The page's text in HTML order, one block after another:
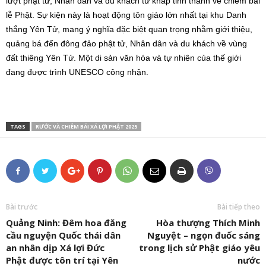
lễ Phật. Sự kiện này là hoạt động tôn giáo lớn nhất tại khu Danh
thắng Yên Tử, mang ý nghĩa đặc biệt quan trọng nhằm giới thiệu,
quảng bá đến đông đảo phật tử, Nhân dân và du khách về vùng
đất thiêng Yên Tử. Một di sản văn hóa và tự nhiên của thế giới
đang được trình UNESCO công nhận.
TAGS RƯỚC VÀ CHIÊM BÁI XÁ LỢI PHẬT 2025
Bài trước
Quảng Ninh: Đêm hoa đăng
cầu nguyện Quốc thái dân
an nhân dịp Xá lợi Đức
Phật được tôn trí tại Yên
Bài tiếp theo
Hòa thượng Thích Minh
Nguyệt – ngọn đuốc sáng
trong lịch sử Phật giáo yêu
nước